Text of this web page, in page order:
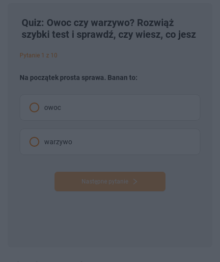
Quiz: Owoc czy warzywo? Rozwiąż
szybki test i sprawdź, czy wiesz, co jesz
Pytanie 1 z 10
Na początek prosta sprawa. Banan to:
owoc
warzywo
Następne pytanie